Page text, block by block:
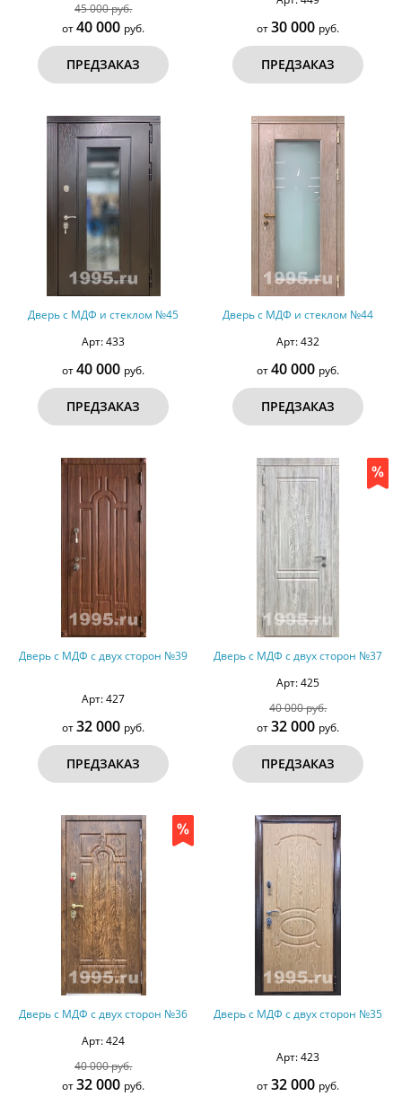
45 000 руб.
от40 000 руб.
ПРЕДЗАКАЗ
от30 000 руб.
ПРЕДЗАКАЗ
Дверь с МДФ и стеклом №45
Арт: 433
от40 000 руб.
ПРЕДЗАКАЗ
Дверь с МДФ и стеклом №44
Арт: 432
от40 000 руб.
ПРЕДЗАКАЗ
Дверь с МДФ с двух сторон №39
Арт: 427
от32 000 руб.
ПРЕДЗАКАЗ
Дверь с МДФ с двух сторон №37
Арт: 425
40 000 руб.
от32 000 руб.
ПРЕДЗАКАЗ
Дверь с МДФ с двух сторон №36
Арт: 424
40 000 руб.
от32 000 руб.
Дверь с МДФ с двух сторон №35
Арт: 423
от32 000 руб.